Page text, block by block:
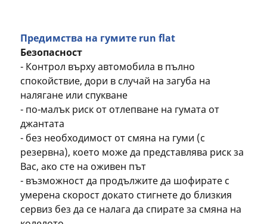
Предимства на гумите run flat
Безопасност
- Контрол върху автомобила в пълно
спокойствие, дори в случай на загуба на
налягане или спукване
- по-малък риск от отлепване на гумата от
джантата
- без необходимост от смяна на гуми (с
резервна), което може да представлява риск за
Вас, ако сте на оживен път
- възможност да продължите да шофирате с
умерена скорост докато стигнете до близкия
сервиз без да се налага да спирате за смяна на